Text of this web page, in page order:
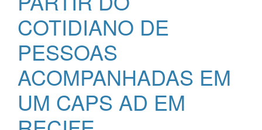
COTIDIANO DE
PESSOAS
ACOMPANHADAS EM
UM CAPS AD EM